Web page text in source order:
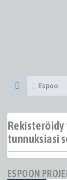
Espoo
tunnuksiasi
ESPOON